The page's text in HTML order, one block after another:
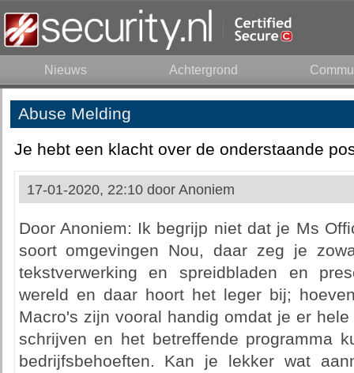
Nieuws Achtergrond
Abuse Melding
Je hebt een klacht over de onderstaande
17-01-2020, 22:10 door Anoniem
Door Anoniem: Ik begrijp niet dat je Ms
soort omgevingen Nou, daar zeg je
tekstverwerking en spreidbladen en
wereld en daar hoort het leger bij;
Macro's zijn vooral handig omdat je er
schrijven en het betreffende programma
bedrijfsbehoeften. Kan je lekker wat